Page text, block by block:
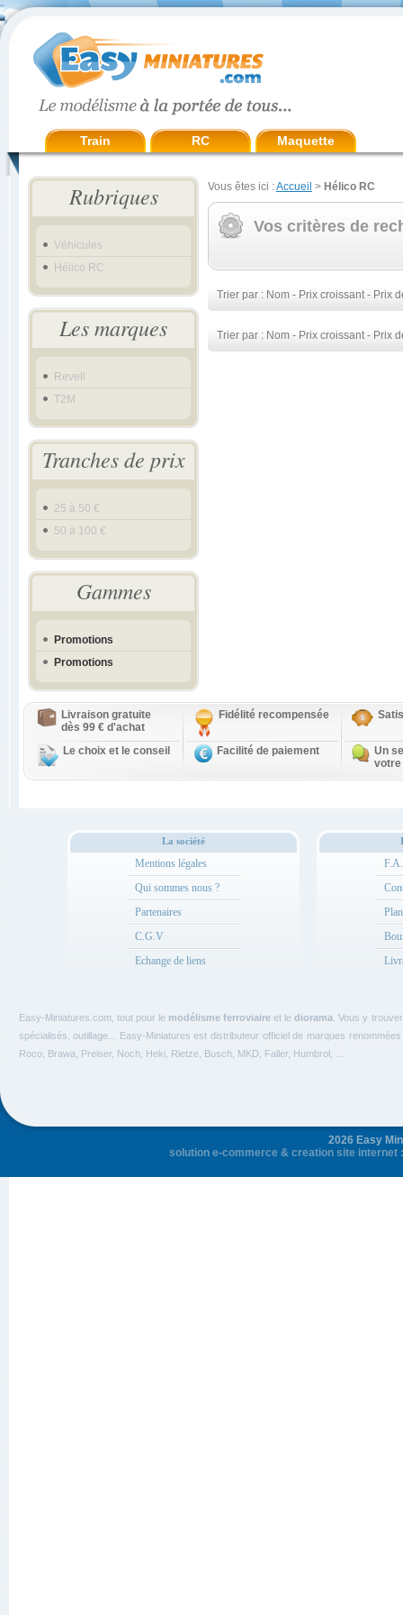
Train RC Maquette
Rubriques
Véhicules
Hélico RC
Les marques
Revell
T2M
Tranches de prix
25 à 50 €
50 à 100 €
Gammes
Promotions
Promotions
Vous êtes ici :Accueil > Hélico RC
Vos critères de
Trier par : Nom - Prix croissant- Prix
Trier par : Nom - Prix croissant- Prix
Livraison gratuite
dès 99 € d'achat
Fidélité recompensée
Le choix et le conseil Facilité de paiement
Un
votre
La société
Mentions légales
Qui sommes nous ?
Partenaires
C.G.V
Echange de liens
Easy-Miniatures.com, tout pour le modélisme ferroviaireet lediorama . Vous y
spécialisés, outillage... Easy-Miniatures est distributeur officiel de marques
Roco, Brawa, Preiser, Noch, Heki, Rietze, Busch, MKD, Faller, Humbrol, ...
2026 Easy
solution e-commerce & creation site internet